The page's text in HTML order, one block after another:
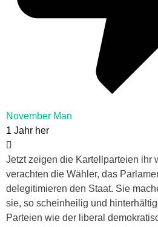
November Man
1 Jahr her
Jetzt zeigen die Kartellparteien ihr
verachten die Wähler, das
delegitimieren den Staat. Sie
sie, so scheinheilig und
Parteien wie der liberal